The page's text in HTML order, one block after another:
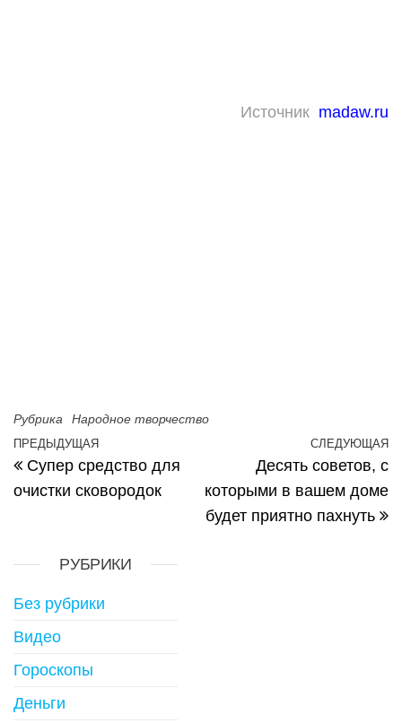
Источник madaw.ru
Рубрика Народное творчество
Навигация по записям
Предыдущая запись
ПРЕДЫДУЩАЯ
Супер средство для
очистки сковородок
СЛЕДУЮЩАЯ
Десять советов, с
которыми в вашем доме
будет приятно пахнуть
РУБРИКИ
Без рубрики
Видео
Гороскопы
Деньги